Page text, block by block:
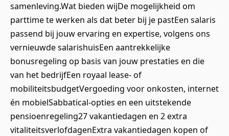
samenleving.Wat bieden wijDe mogelijkheid om
parttime te werken als dat beter bij je pastEen salaris
passend bij jouw ervaring en expertise, volgens ons
vernieuwde salarishuisEen aantrekkelijke
bonusregeling op basis van jouw prestaties en die
van het bedrijfEen royaal lease- of
mobiliteitsbudgetVergoeding voor onkosten, internet
én mobielSabbatical-opties en een uitstekende
pensioenregeling27 vakantiedagen en 2 extra
vitaliteitsverlofdagenExtra vakantiedagen kopen of